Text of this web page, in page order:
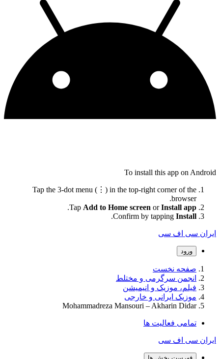
To install this app on Android
Tap the 3-dot menu (⋮) in the top-right corner of the
browser.
Tap Add to Home screen orInstall app
.
Confirm by tapping Install
.
ایران سی اف سی
ورود
صفحه نخست
انجمن سرگرمی و مختلط
فیلم، موزیک و انیمیشن
موزیک ایرانی و خارجی
Mohammadreza Mansouri – Akharin Didar
تمامی فعالیت ها
ایران سی اف سی